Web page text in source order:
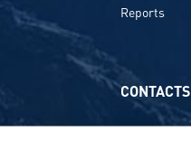
Reports
CONTACTS